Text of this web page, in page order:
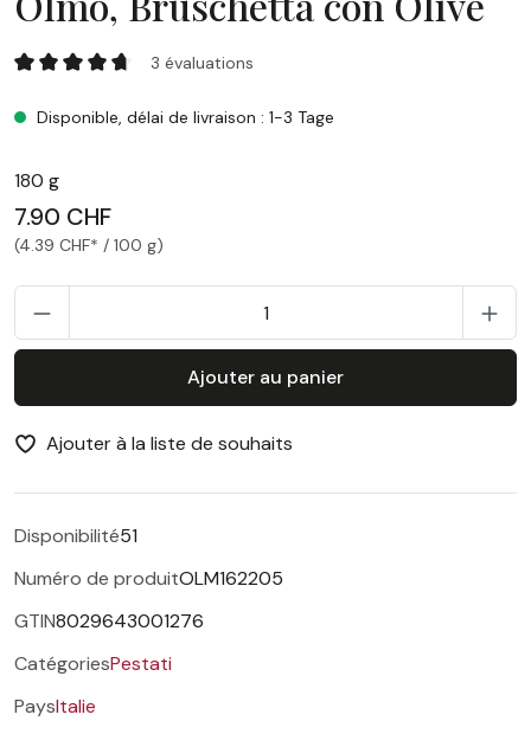
Olmo, Bruschetta con Olive
3 évaluations
Disponible, délai de livraison : 1-3 Tage
180 g
7.90 CHF
(4.39 CHF* / 100 g)
Ajouter au panier
Ajouter à la liste de souhaits
Disponibilité51
Numéro de produitOLM162205
GTIN8029643001276
CatégoriesPestati
PaysItalie